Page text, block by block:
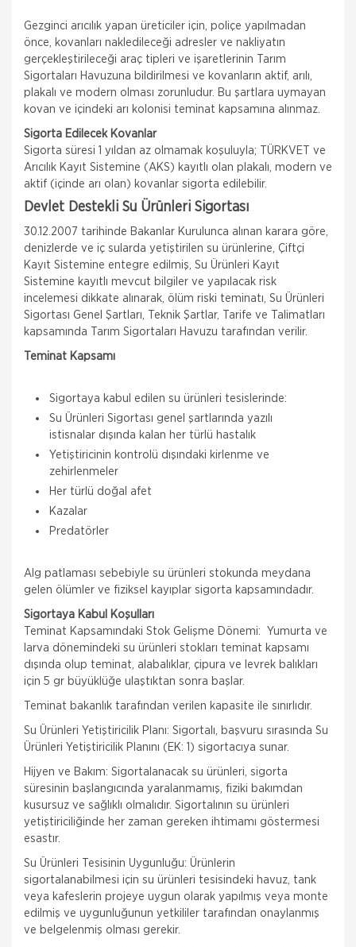
Gezginci arıcılık yapan üreticiler için, poliçe yapılmadan
önce, kovanları nakledileceği adresler ve nakliyatın
gerçekleştirileceği araç tipleri ve işaretlerinin Tarım
Sigortaları Havuzuna bildirilmesi ve kovanların aktif, arılı,
plakalı ve modern olması zorunludur. Bu şartlara uymayan
kovan ve içindeki arı kolonisi teminat kapsamına alınmaz.
Sigorta Edilecek Kovanlar
Sigorta süresi 1 yıldan az olmamak koşuluyla; TÜRKVET ve
Arıcılık Kayıt Sistemine (AKS) kayıtlı olan plakalı, modern ve
aktif (içinde arı olan) kovanlar sigorta edilebilir.
Devlet Destekli Su Ürünleri Sigortası
30.12.2007 tarihinde Bakanlar Kurulunca alınan karara göre,
denizlerde ve iç sularda yetiştirilen su ürünlerine, Çiftçi
Kayıt Sistemine entegre edilmiş, Su Ürünleri Kayıt
Sistemine kayıtlı mevcut bilgiler ve yapılacak risk
incelemesi dikkate alınarak, ölüm riski teminatı, Su Ürünleri
Sigortası Genel Şartları, Teknik Şartlar, Tarife ve Talimatları
kapsamında Tarım Sigortaları Havuzu tarafından verilir.
Teminat Kapsamı
Sigortaya kabul edilen su ürünleri tesislerinde:
Su Ürünleri Sigortası genel şartlarında yazılı
istisnalar dışında kalan her türlü hastalık
Yetiştiricinin kontrolü dışındaki kirlenme ve
zehirlenmeler
Her türlü doğal afet
Kazalar
Predatörler
Alg patlaması sebebiyle su ürünleri stokunda meydana
gelen ölümler ve fiziksel kayıplar sigorta kapsamındadır.
Sigortaya Kabul Koşulları
Teminat Kapsamındaki Stok Gelişme Dönemi: Yumurta ve
larva dönemindeki su ürünleri stokları teminat kapsamı
dışında olup teminat, alabalıklar, çipura ve levrek balıkları
için 5 gr büyüklüğe ulaştıktan sonra başlar.
Teminat bakanlık tarafından verilen kapasite ile sınırlıdır.
Su Ürünleri Yetiştiricilik Planı: Sigortalı, başvuru sırasında Su
Ürünleri Yetiştiricilik Planını (EK: 1) sigortacıya sunar.
Hijyen ve Bakım: Sigortalanacak su ürünleri, sigorta
süresinin başlangıcında yaralanmamış, fiziki bakımdan
kusursuz ve sağlıklı olmalıdır. Sigortalının su ürünleri
yetiştiriciliğinde her zaman gereken ihtimamı göstermesi
esastır.
Su Ürünleri Tesisinin Uygunluğu: Ürünlerin
sigortalanabilmesi için su ürünleri tesisindeki havuz, tank
veya kafeslerin projeye uygun olarak yapılmış veya monte
edilmiş ve uygunluğunun yetkililer tarafından onaylanmış
ve belgelenmiş olması gerekir.